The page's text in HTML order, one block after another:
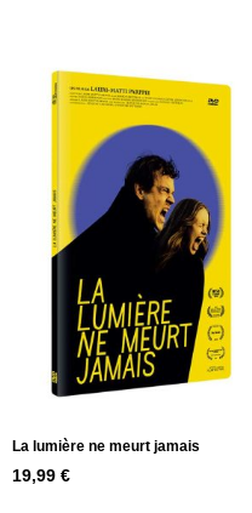
La lumière ne meurt jamais
19,99 €